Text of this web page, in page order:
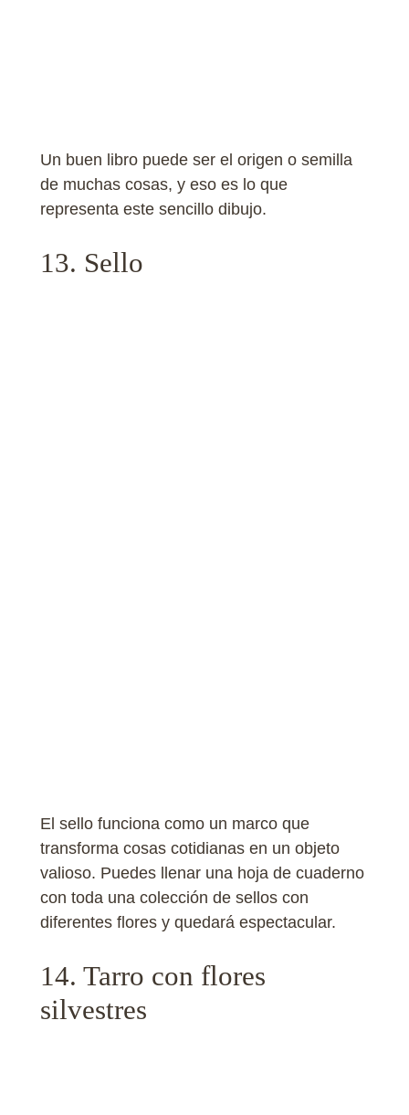
Un buen libro puede ser el origen o semilla
de muchas cosas, y eso es lo que
representa este sencillo dibujo.
13. Sello
El sello funciona como un marco que
transforma cosas cotidianas en un objeto
valioso. Puedes llenar una hoja de cuaderno
con toda una colección de sellos con
diferentes flores y quedará espectacular.
14. Tarro con flores
silvestres